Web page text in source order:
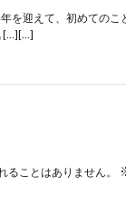
を迎えて、初めてのこ
[…][…]
ることはありません。